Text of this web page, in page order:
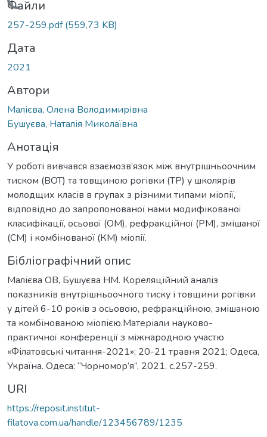
Вантажиться...
Файли
257-259.pdf(559,73 KB)
Дата
2021
Автори
Малієва, Олена Володимирівна
Бушуєва, Наталія Миколаївна
Анотація
У роботі вивчався взаємозв’язок між внутрішньоочним
тиском (ВОТ) та товщиною рогівки (ТР) у школярів
молодщих класів в групах з різними типами міопії,
відповідно до запропонованої нами модифікованої
класифікації, осьової (ОМ), рефракційної (РМ), змішаної
(СМ) і комбінованої (КМ) міопії.
Бібліографічний опис
Малієва ОВ, Бушуєва НМ. Кореляційний аналіз
показників внутрішньоочного тиску і товщини рогівки
у дітей 6-10 років з осьовою, рефракційною, змішаною
та комбінованою міопією.Матеріали науково-
практичної конференції з міжнародною участю
«Філатовські читання-2021»; 20-21 травня 2021; Одеса,
Україна. Одеса: “Чорномор’я”, 2021. c.257-259.
URI
https://reposit.institut-
filatova.com.ua/handle/123456789/1235